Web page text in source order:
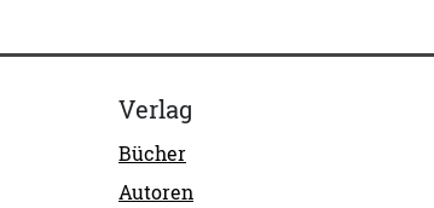
Verlag
Bücher
Autoren